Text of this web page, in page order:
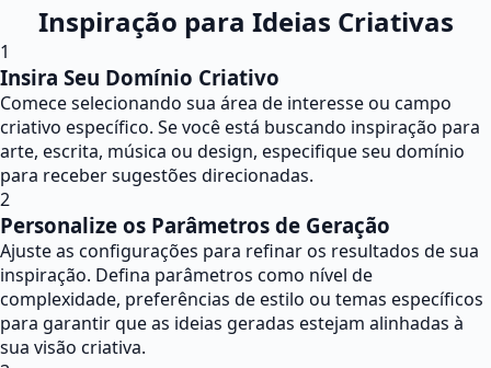
Inspiração para Ideias Criativas
1
Insira Seu Domínio Criativo
Comece selecionando sua área de interesse ou campo
criativo específico. Se você está buscando inspiração para
arte, escrita, música ou design, especifique seu domínio
para receber sugestões direcionadas.
2
Personalize os Parâmetros de Geração
Ajuste as configurações para refinar os resultados de sua
inspiração. Defina parâmetros como nível de
complexidade, preferências de estilo ou temas específicos
para garantir que as ideias geradas estejam alinhadas à
sua visão criativa.